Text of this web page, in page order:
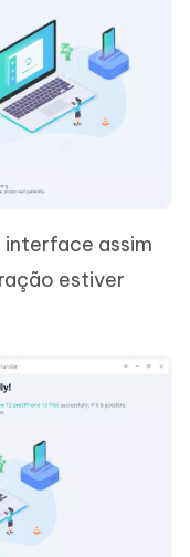
assim
estiver